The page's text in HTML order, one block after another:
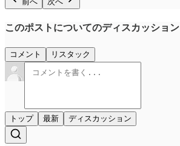
このポストについてのディスカッション
コメント リスタック
トップ 最新 ディスカッション